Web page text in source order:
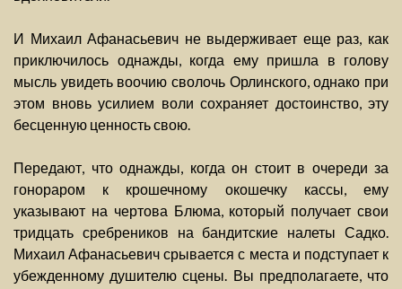
И Михаил Афанасьевич не выдерживает еще раз, как
приключилось однажды, когда ему пришла в голову
мысль увидеть воочию сволочь Орлинского, однако при
этом вновь усилием воли сохраняет достоинство, эту
бесценную ценность свою.
Передают, что однажды, когда он стоит в очереди за
гонораром к крошечному окошечку кассы, ему
указывают на чертова Блюма, который получает свои
тридцать сребреников на бандитские налеты Садко.
Михаил Афанасьевич срывается с места и подступает к
убежденному душителю сцены. Вы предполагаете, что